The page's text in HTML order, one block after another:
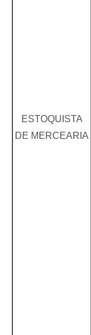
ESTOQUISTA
DE MERCEARIA